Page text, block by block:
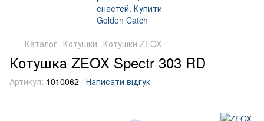
Каталог Котушки Котушки ZEOX
Котушка ZEOX Spectr 303 RD
Артикул: 1010062 Написати відгук